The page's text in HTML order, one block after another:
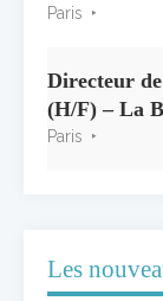
Paris
Directeur
(H/F) – La
Paris
Les